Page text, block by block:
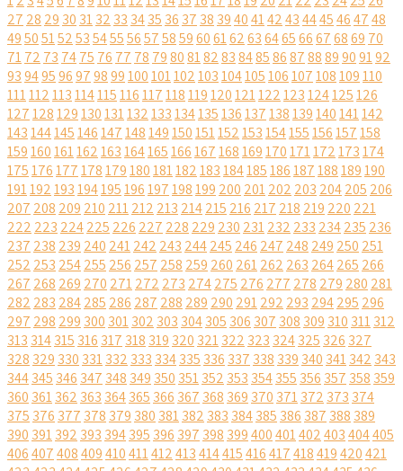
27 28 29 30 3132 33 3435 36 37 38 39404142434445464748
495051525354555657585960616263646566676869 70
7172 73 7475 76 77 78 7980818283848586878889909192
93949596979899100101102103104105106107108109110
111112113114115116117118119120121122123124125126
127128129130131132133134135136137138139140141142
143144145146147148149150151152153154155156157158
159160161162163164165166167168169170171172173174
175176177178179180181182183184185186187188189190
191192193194195196197198199 200 201202 203 204205 206
207 208 209 210 211212 213 214215 216 217 218 219 220 221
222 223 224225 226 227 228 229 230 231232 233 234235 236
237 238 239 240 241242 243 244245 246 247 248 249 250 251
252 253 254255 256 257 258 259 260 261262 263 264265 266
267 268 269 270 271272 273 274275 276 277 278 279 280 281
282 283 284285 286 287 288 289 290 291292 293 294295 296
297 298 299 300 301302 303 304305 306 307 308 309 310 311312
313 314315 316 317 318 319 320 321322 323 324325 326 327
328 329 330 331332 333 334335 336 337 338 339 340 341342 343
344345 346 347 348 349 350 351352 353 354355 356 357 358 359
360 361362 363 364365 366 367 368 369 370 371372 373 374
375 376 377 378 379 380 381382 383 384385 386 387 388 389
390 391392 393 394395 396 397 398 399400401402403404405
406407408409410411412413414415416417418419420421